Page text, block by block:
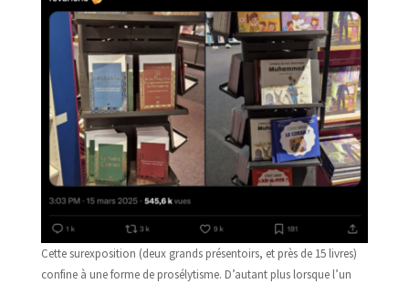
Cette surexposition (deux grands présentoirs, et près de 15 livres)
confine à une forme de prosélytisme. D’autant plus lorsque l’un